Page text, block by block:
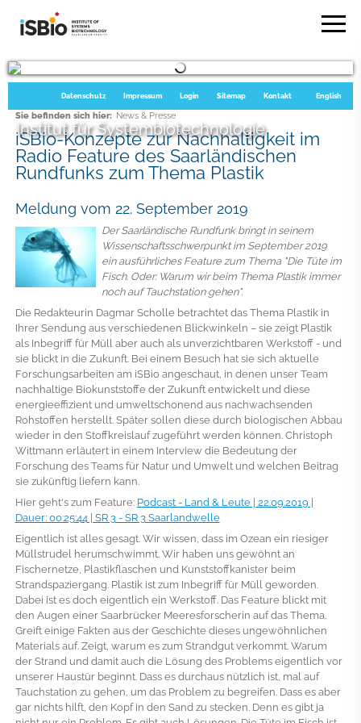
Institut für Systembiotechnologie
English
Kontakt
Sitemap
Login
Impressum
Datenschutz
Sie befinden sich hier: News & Presse
iSBio-Konzepte zur Nachhaltigkeit im
Radio Feature des Saarländischen
Rundfunks zum Thema Plastik
Meldung vom 22. September 2019
Der Saarländische Rundfunk bringt in seinem
Wissenschaftsschwerpunkt im September 2019
ein ausführliches Feature zum Thema "Die Tüte im
Fisch. Oder: Warum wir beim Thema Plastik immer
noch auf Tauchstation gehen".
Die Redakteurin Dagmar Scholle betrachtet das Thema Plastik in
Ihrer Sendung aus verschiedenen Blickwinkeln – sie zeigt Plastik
als Inbegriff für Müll aber auch als unverzichtbaren Werkstoff - und
sie blickt in die Zukunft. Bei einem Besuch hat sie sich aktuelle
Forschungsarbeiten am iSBio angeschaut, in denen unser Team
nachhaltige Biokunststoffe der Zukunft entwickelt und diese
energieeffizient und umweltschonend aus nachwachsenden
Rohstoffen herstellt. Später sollen diese durch biologischen Abbau
wieder in den Stoffkreislauf zugeführt werden können. Christoph
Wittmann erläutert in einem Interview die Bedeutung der
Forschung des Teams für Natur und Umwelt und welchen Beitrag
sie zukünftig liefern kann.
Hier geht's zum Feature: Podcast - Land & Leute | 22.09.2019 |
Dauer: 00:25:44 | SR 3 - SR 3 Saarlandwelle
Eigentlich ist alles gesagt. Wir wissen, dass im Ozean ein riesiger
Müllstrudel herumschwimmt. Wir haben uns gewöhnt an
Fischernetze, Plastikflaschen und Kunststoffkanister beim
Strandspaziergang. Plastik ist zum Inbegriff für Müll geworden.
Dabei ist es doch eigentlich ein Werkstoff. Das Feature blickt mit
den Augen einer Saarbrücker Meeresforscherin auf das Thema.
Greift einige Fakten aus der Geschichte dieses ungewöhnlichen
Materials auf. Zeigt, warum es zum Strandgut verkommt. Warum
der Strand und damit auch die Lösung des Problems eigentlich vor
unserer Haustür beginnt. Dass es durchaus nützlich ist, mal auf
Tauchstation zu gehen, um das Problem zu begreifen. Dass es aber
gar nichts hilft, den Kopf in den Sand zu stecken. Denn es gibt ja